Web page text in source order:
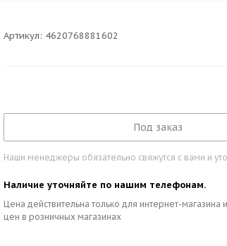
Артикул: 4620768881602
Под заказ
Наши менеджеры обязательно свяжутся с вами и
Наличие уточняйте по нашим телефонам.
Цена действительна только для интернет-магазина
цен в розничных магазинах